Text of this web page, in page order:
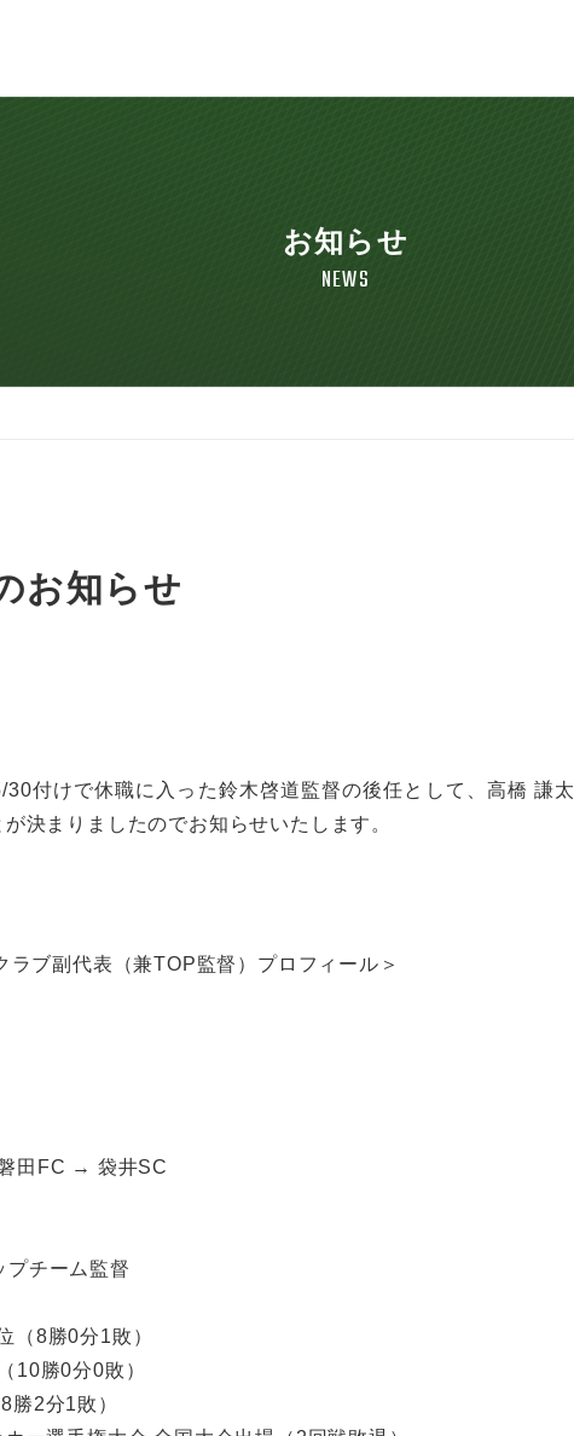
お知らせ
NEWS
お知らせ
付けで休職に入った鈴木啓道監督の後任として、高橋 謙太
決まりましたのでお知らせいたします。
ブ副代表（兼TOP監督）プロフィール＞
田FC → 袋井SC
チーム監督
（8勝0分1敗）
10勝0分0敗）
勝2分1敗）